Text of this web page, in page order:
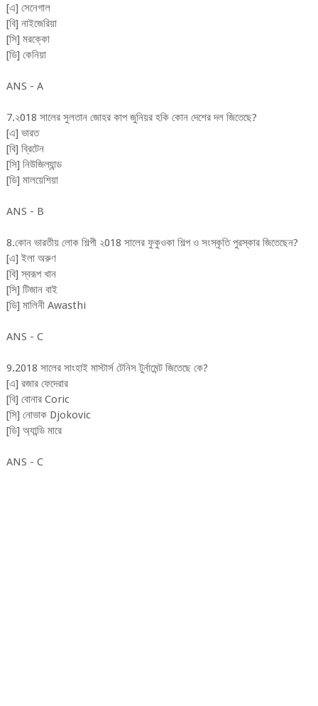
[এ] সেনেগাল
[বি] নাইজেরিয়া
[সি] মরক্কো
[ডি] কেনিয়া
ANS - A
7.২018 সালের সুলতান জোহর কাপ জুনিয়র হকি কোন দেশের দল জিতেছে?
[এ] ভারত
[বি] ব্রিটেন
[সি] নিউজিল্যান্ড
[ডি] মালয়েশিয়া
ANS - B
8.কোন ভারতীয় লোক শিল্পী ২018 সালের ফুকুওকা শিল্প ও সংস্কৃতি পুরস্কার জিতেছেন?
[এ] ইলা অরুণ
[বি] স্বরূপ খান
[সি] টিজান বাই
[ডি] মালিনী Awasthi
ANS - C
9.2018 সালের সাংহাই মাস্টার্স টেনিস টুর্নামেন্ট জিতেছে কে?
[এ] রজার ফেদেরার
[বি] বোনার Coric
[সি] নোভাক Djokovic
[ডি] অ্যান্ডি মারে
ANS - C